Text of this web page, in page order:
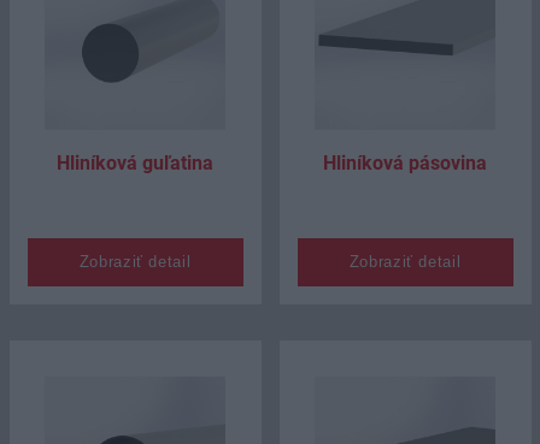
Hliníková guľatina
Zobraziť detail
Hliníková pásovina
Zobraziť detail